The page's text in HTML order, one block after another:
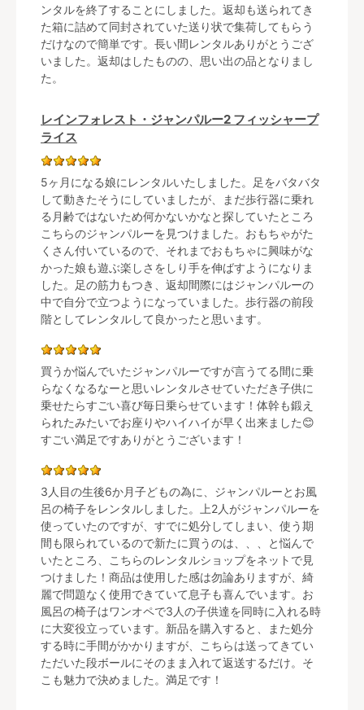
ンタルを終了することにしました。返却も送られてき
た箱に詰めて同封されていた送り状で集荷してもらう
だけなので簡単です。長い間レンタルありがとうござ
いました。返却はしたものの、思い出の品となりまし
た。
レインフォレスト・ジャンパルー2 フィッシャープ
ライス
5ヶ月になる娘にレンタルいたしました。足をバタバタ
して動きたそうにしていましたが、まだ歩行器に乗れ
る月齢ではないため何かないかなと探していたところ
こちらのジャンパルーを見つけました。おもちゃがた
くさん付いているので、それまでおもちゃに興味がな
かった娘も遊ぶ楽しさをしり手を伸ばすようになりま
した。足の筋力もつき、返却間際にはジャンパルーの
中で自分で立つようになっていました。歩行器の前段
階としてレンタルして良かったと思います。
買うか悩んでいたジャンパルーですが言うてる間に乗
らなくなるなーと思いレンタルさせていただき子供に
乗せたらすごい喜び毎日乗らせています！体幹も鍛え
られたみたいでお座りやハイハイが早く出来ました😊
すごい満足ですありがとうございます！
3人目の生後6か月子どもの為に、ジャンパルーとお風
呂の椅子をレンタルしました。上2人がジャンパルーを
使っていたのですが、すでに処分してしまい、使う期
間も限られているので新たに買うのは、、、と悩んで
いたところ、こちらのレンタルショップをネットで見
つけました！商品は使用した感は勿論ありますが、綺
麗で問題なく使用できていて息子も喜んでいます。お
風呂の椅子はワンオペで3人の子供達を同時に入れる時
に大変役立っています。新品を購入すると、また処分
する時に手間がかかりますが、こちらは送ってきてい
ただいた段ボールにそのまま入れて返送するだけ。そ
こも魅力で決めました。満足です！